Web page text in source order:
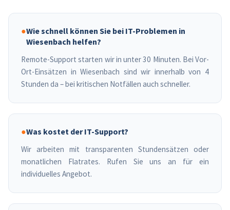
●Wie schnell können Sie bei IT-Problemen in
Wiesenbach helfen?
Remote-Support starten wir in unter 30 Minuten. Bei Vor-
Ort-Einsätzen in Wiesenbach sind wir innerhalb von 4
Stunden da – bei kritischen Notfällen auch schneller.
●Was kostet der IT-Support?
Wir arbeiten mit transparenten Stundensätzen oder
monatlichen Flatrates. Rufen Sie uns an für ein
individuelles Angebot.